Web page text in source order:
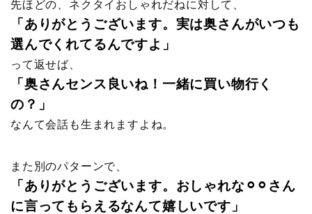
先ほどの、ネクタイおしゃれだねに対して、
「ありがとうございます。実は奥さんがいつも
選んでくれてるんですよ」
って返せば、
「奥さんセンス良いね！一緒に買い物行く
の？」
なんて会話も生まれますよね。
また別のパターンで、
「ありがとうございます。おしゃれな⚪︎⚪︎さん
に言ってもらえるなんて嬉しいです」